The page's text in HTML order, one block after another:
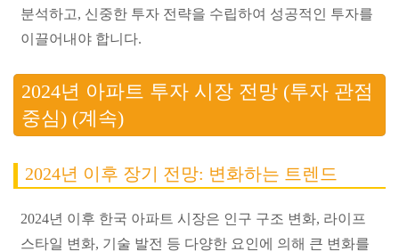
분석하고, 신중한 투자 전략을 수립하여 성공적인 투자를
이끌어내야 합니다.
2024년 아파트 투자 시장 전망 (투자 관점
중심) (계속)
2024년 이후 장기 전망: 변화하는 트렌드
2024년 이후 한국 아파트 시장은 인구 구조 변화, 라이프
스타일 변화, 기술 발전 등 다양한 요인에 의해 큰 변화를